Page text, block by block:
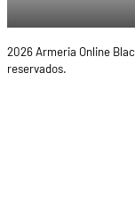
2026 Armeria Online
reservados.